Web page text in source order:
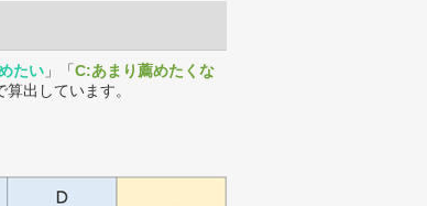
たい 」「C:あまり薦めたくな
出しています。